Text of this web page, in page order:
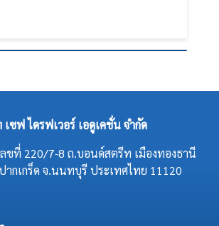
ซฟ ไดรฟเวอร์ เอดูเคชั่น จำกัด
ลขที่ 220/7-8 ถ.บอนด์สตรีท เมืองทองธานี
ากเกร็ด จ.นนทบุรี ประเทศไทย 11120